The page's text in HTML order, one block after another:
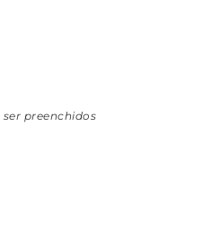
ser preenchidos